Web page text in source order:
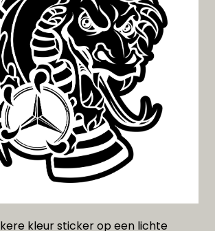
kleur sticker op een lichte